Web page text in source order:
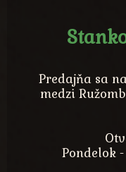
Predajňa sa
medzi
Pondelok